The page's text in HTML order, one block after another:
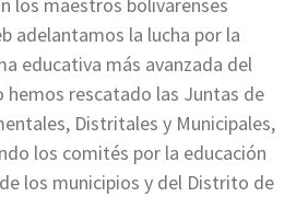
adelantamos la lucha por la
educativa más avanzada del
hemos rescatado las Juntas de
Distritales y Municipales,
los comités por la educación
los municipios y del Distrito de